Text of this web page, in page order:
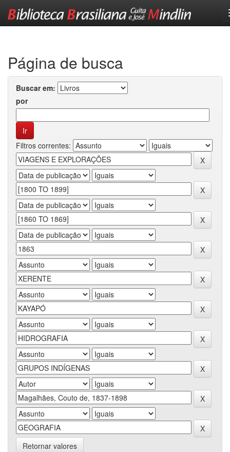
Página de busca
Buscar em:
por
Filtros correntes:
Retornar valores